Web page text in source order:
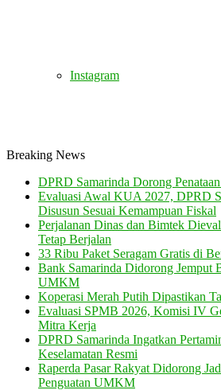
Instagram
Breaking News
DPRD Samarinda Dorong
Evaluasi Awal KUA 2027, DPRD
Disusun Sesuai Kemampuan Fiskal
Perjalanan Dinas dan Bimtek
Tetap Berjalan
33 Ribu Paket Seragam Gratis di
Bank Samarinda Didorong Jemput
UMKM
Koperasi Merah Putih Dipastikan
Evaluasi SPMB 2026, Komisi IV
Mitra Kerja
DPRD Samarinda Ingatkan
Keselamatan Resmi
Raperda Pasar Rakyat Didorong
Penguatan UMKM